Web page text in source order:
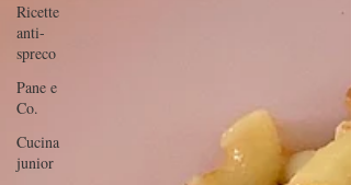
Ricette
anti-
spreco
Pane e
Co.
Cucina
junior